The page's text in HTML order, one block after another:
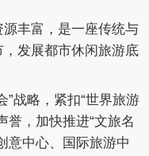
丰富，是一座传统与
发展都市休闲旅游底
”战略，紧扣“世界旅游
誉，加快推进“文旅名
意中心、国际旅游中